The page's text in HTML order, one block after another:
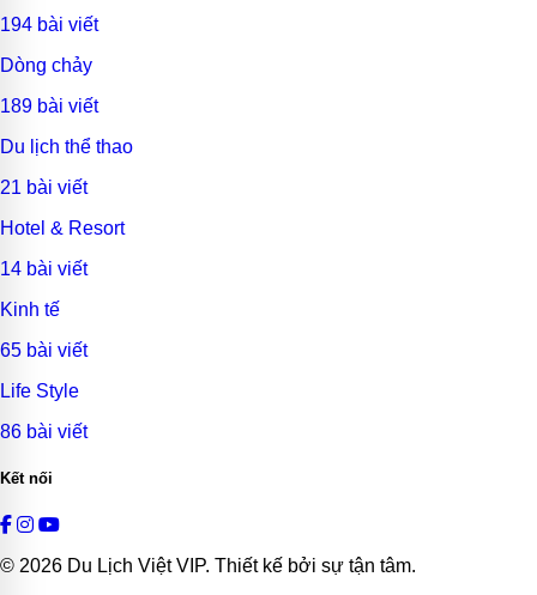
194 bài viết
Dòng chảy
189 bài viết
Du lịch thể thao
21 bài viết
Hotel & Resort
14 bài viết
Kinh tế
65 bài viết
Life Style
86 bài viết
Kết nối
© 2026 Du Lịch Việt VIP. Thiết kế bởi sự tận tâm.